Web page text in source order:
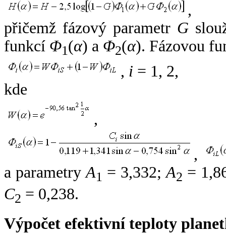
,
přičemž fázový parametr G
funkcí Φ1(α) a Φ2(α). Fázovou
, i = 1, 2,
kde
,
,
a parametryA1 = 3,332;A2 =
C2 = 0,238.
Výpočet efektivní teploty